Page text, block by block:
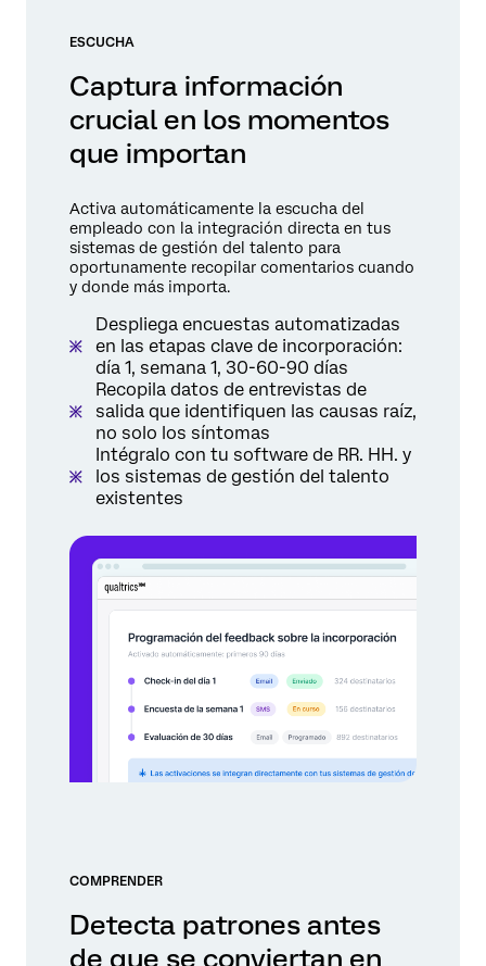
ESCUCHA
Captura información
crucial en los momentos
que importan
Activa automáticamente la escucha del
empleado con la integración directa en tus
sistemas de gestión del talento para
oportunamente recopilar comentarios cuando
y donde más importa.
Despliega encuestas automatizadas
en las etapas clave de incorporación:
día 1, semana 1, 30-60-90 días
Recopila datos de entrevistas de
salida que identifiquen las causas raíz,
no solo los síntomas
Intégralo con tu software de RR. HH. y
los sistemas de gestión del talento
existentes
COMPRENDER
Detecta patrones antes
de que se conviertan en